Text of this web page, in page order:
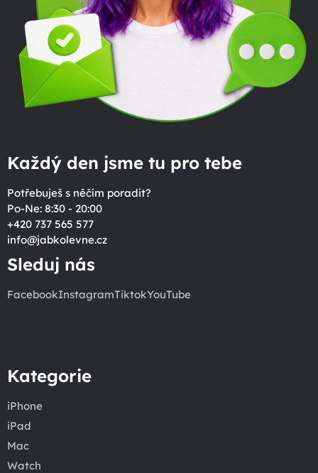
Každý den jsme tu pro tebe
Potřebuješ s něčím poradit?
Po-Ne: 8:30 - 20:00
+420 737 565 577
info@jabkolevne.cz
Sleduj nás
FacebookInstagramTiktokYouTube
Kategorie
iPhone
iPad
Mac
Watch